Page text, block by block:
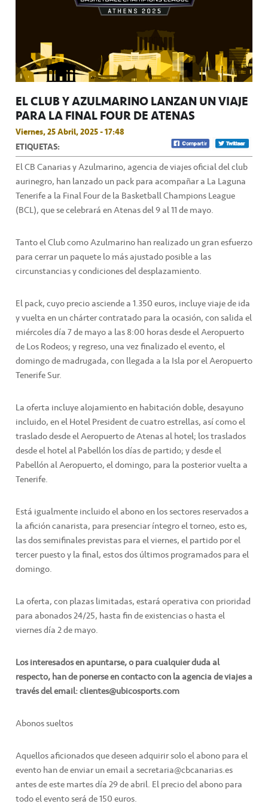
EL CLUB Y AZULMARINO LANZAN UN VIAJE
PARA LA FINAL FOUR DE ATENAS
Viernes, 25 Abril, 2025 - 17:48
ETIQUETAS:
El CB Canarias y Azulmarino, agencia de viajes oficial del club
aurinegro, han lanzado un pack para acompañar a La Laguna
Tenerife a la Final Four de la Basketball Champions League
(BCL), que se celebrará en Atenas del 9 al 11 de mayo.
Tanto el Club como Azulmarino han realizado un gran esfuerzo
para cerrar un paquete lo más ajustado posible a las
circunstancias y condiciones del desplazamiento.
El pack, cuyo precio asciende a 1.350 euros, incluye viaje de ida
y vuelta en un chárter contratado para la ocasión, con salida el
miércoles día 7 de mayo a las 8:00 horas desde el Aeropuerto
de Los Rodeos; y regreso, una vez finalizado el evento, el
domingo de madrugada, con llegada a la Isla por el Aeropuerto
Tenerife Sur.
La oferta incluye alojamiento en habitación doble, desayuno
incluido, en el Hotel President de cuatro estrellas, así como el
traslado desde el Aeropuerto de Atenas al hotel; los traslados
desde el hotel al Pabellón los días de partido; y desde el
Pabellón al Aeropuerto, el domingo, para la posterior vuelta a
Tenerife.
Está igualmente incluido el abono en los sectores reservados a
la afición canarista, para presenciar íntegro el torneo, esto es,
las dos semifinales previstas para el viernes, el partido por el
tercer puesto y la final, estos dos últimos programados para el
domingo.
La oferta, con plazas limitadas, estará operativa con prioridad
para abonados 24/25, hasta fin de existencias o hasta el
viernes día 2 de mayo.
Los interesados en apuntarse, o para cualquier duda al
respecto, han de ponerse en contacto con la agencia de viajes a
través del email: clientes@ubicosports.com
Abonos sueltos
Aquellos aficionados que deseen adquirir solo el abono para el
evento han de enviar un email a secretaria@cbcanarias.es
antes de este martes día 29 de abril. El precio del abono para
todo el evento será de 150 euros.